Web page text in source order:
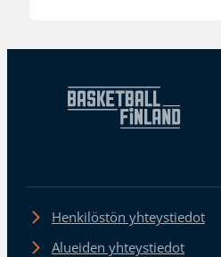
Henkilöstön yhteystiedot
Alueiden yhteystiedot